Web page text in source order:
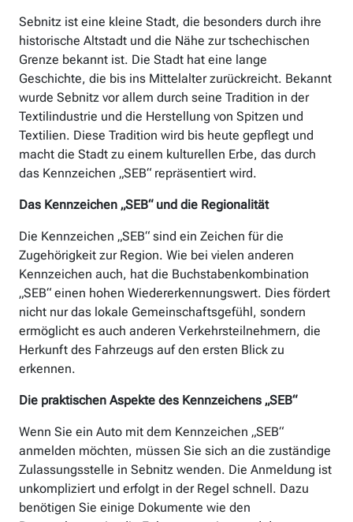
Sebnitz ist eine kleine Stadt, die besonders durch ihre
historische Altstadt und die Nähe zur tschechischen
Grenze bekannt ist. Die Stadt hat eine lange
Geschichte, die bis ins Mittelalter zurückreicht. Bekannt
wurde Sebnitz vor allem durch seine Tradition in der
Textilindustrie und die Herstellung von Spitzen und
Textilien. Diese Tradition wird bis heute gepflegt und
macht die Stadt zu einem kulturellen Erbe, das durch
das Kennzeichen „SEB“ repräsentiert wird.
Das Kennzeichen „SEB“ und die Regionalität
Die Kennzeichen „SEB“ sind ein Zeichen für die
Zugehörigkeit zur Region. Wie bei vielen anderen
Kennzeichen auch, hat die Buchstabenkombination
„SEB“ einen hohen Wiedererkennungswert. Dies fördert
nicht nur das lokale Gemeinschaftsgefühl, sondern
ermöglicht es auch anderen Verkehrsteilnehmern, die
Herkunft des Fahrzeugs auf den ersten Blick zu
erkennen.
Die praktischen Aspekte des Kennzeichens „SEB“
Wenn Sie ein Auto mit dem Kennzeichen „SEB“
anmelden möchten, müssen Sie sich an die zuständige
Zulassungsstelle in Sebnitz wenden. Die Anmeldung ist
unkompliziert und erfolgt in der Regel schnell. Dazu
benötigen Sie einige Dokumente wie den